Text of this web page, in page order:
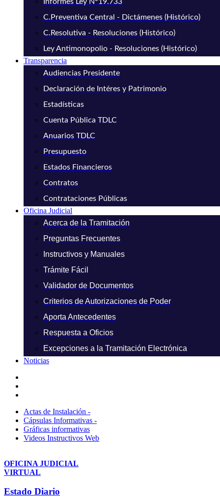
C.Preventiva Central - Dictámenes (Histórico)
C.Resolutiva - Resoluciones (Histórico)
Ley Antimonopolio - Resoluciones (Histórico)
Transparencia
Audiencias Presidente
Declaración de Intéres y Patrimonio
Estadísticas
Cuenta Pública TDLC
Anuarios TDLC
Presupuesto
Estados Financieros
Contratos
Contrataciones Públicas
Oficina Judicial
Acerca de la Tramitación
Preguntas Frecuentes
Instructivos y Manuales
Trámite Fácil
Validador de Documentos
Criterios de Autorizaciones de Poder
Aporta Antecedentes
Respuesta a Oficios
Excepciones a la Tramitación Electrónica
Noticias
Actas de Instalación -
Cápsulas Informativas -
Gráficas informativas
Videos Instructivos Web
OFICINA JUDICIAL
VIRTUAL
Estado Diario